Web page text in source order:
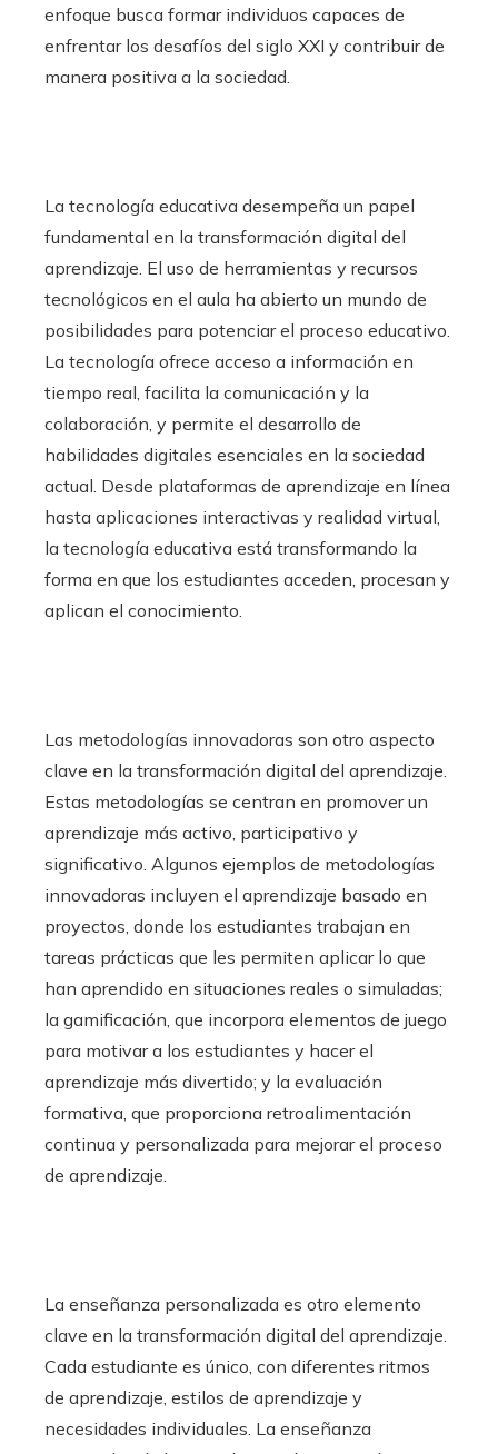
enfoque busca formar individuos capaces de
enfrentar los desafíos del siglo XXI y contribuir de
manera positiva a la sociedad.
La tecnología educativa desempeña un papel
fundamental en la transformación digital del
aprendizaje. El uso de herramientas y recursos
tecnológicos en el aula ha abierto un mundo de
posibilidades para potenciar el proceso educativo.
La tecnología ofrece acceso a información en
tiempo real, facilita la comunicación y la
colaboración, y permite el desarrollo de
habilidades digitales esenciales en la sociedad
actual. Desde plataformas de aprendizaje en línea
hasta aplicaciones interactivas y realidad virtual,
la tecnología educativa está transformando la
forma en que los estudiantes acceden, procesan y
aplican el conocimiento.
Las metodologías innovadoras son otro aspecto
clave en la transformación digital del aprendizaje.
Estas metodologías se centran en promover un
aprendizaje más activo, participativo y
significativo. Algunos ejemplos de metodologías
innovadoras incluyen el aprendizaje basado en
proyectos, donde los estudiantes trabajan en
tareas prácticas que les permiten aplicar lo que
han aprendido en situaciones reales o simuladas;
la gamificación, que incorpora elementos de juego
para motivar a los estudiantes y hacer el
aprendizaje más divertido; y la evaluación
formativa, que proporciona retroalimentación
continua y personalizada para mejorar el proceso
de aprendizaje.
La enseñanza personalizada es otro elemento
clave en la transformación digital del aprendizaje.
Cada estudiante es único, con diferentes ritmos
de aprendizaje, estilos de aprendizaje y
necesidades individuales. La enseñanza